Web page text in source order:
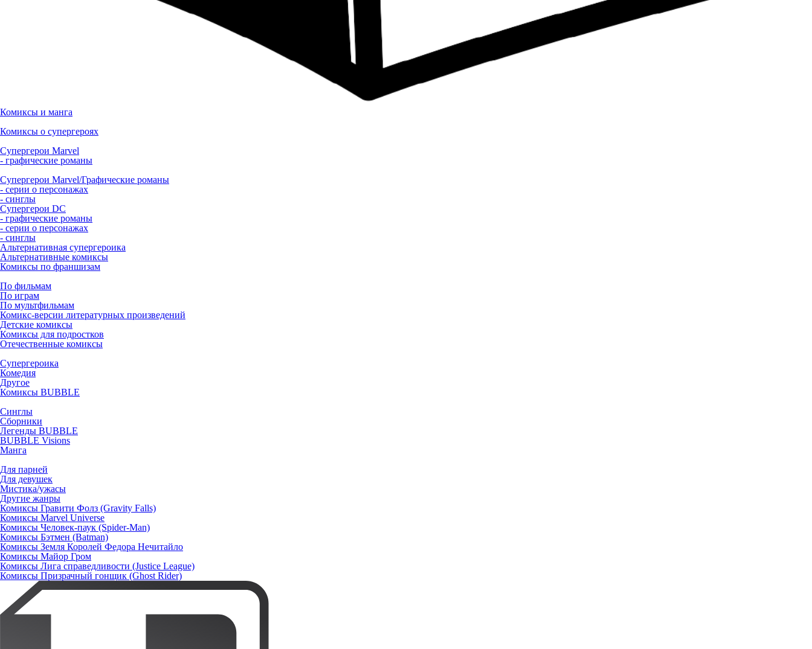
Комиксы и манга
Комиксы о супергероях
Супергерои Marvel
- графические романы
Супергерои Marvel/Графические романы
- серии о персонажах
- синглы
Супергерои DC
- графические романы
- серии о персонажах
- синглы
Альтернативная супергероика
Альтернативные комиксы
Комиксы по франшизам
По фильмам
По играм
По мультфильмам
Комикс-версии литературных произведений
Детские комиксы
Комиксы для подростков
Отечественные комиксы
Супергероика
Комедия
Другое
Комиксы BUBBLE
Синглы
Сборники
Легенды BUBBLE
BUBBLE Visions
Манга
Для парней
Для девушек
Мистика/ужасы
Другие жанры
Комиксы Гравити Фолз (Gravity Falls)
Комиксы Marvel Universe
Комиксы Человек-паук (Spider-Man)
Комиксы Бэтмен (Batman)
Комиксы Земля Королей Федора Нечитайло
Комиксы Майор Гром
Комиксы Лига справедливости (Justice League)
Комиксы Призрачный гонщик (Ghost Rider)